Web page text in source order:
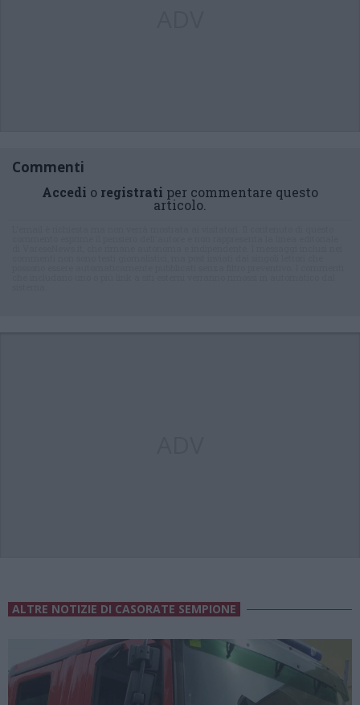
Commenti
Accedi o registrati per commentare questo
articolo.
ALTRE NOTIZIE DI CASORATE SEMPIONE